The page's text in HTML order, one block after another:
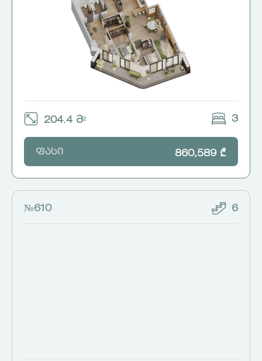
204.4 მ² 3
ფასი 860,589 ₾
№610 6